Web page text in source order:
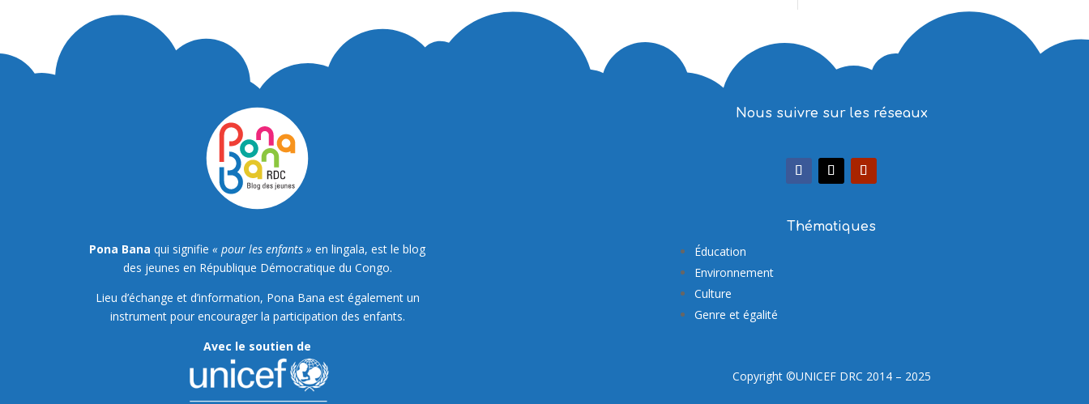
Pona Bana qui signifie« pour les enfants » en lingala, est le blog
des jeunes en République Démocratique du Congo.
Lieu d’échange et d’information, Pona Bana est également un
instrument pour encourager la participation des enfants.
Avec le soutien de
Nous suivre sur les réseaux
Thématiques
Éducation
Environnement
Culture
Genre et égalité
Copyright ©UNICEF DRC 2014 – 2025